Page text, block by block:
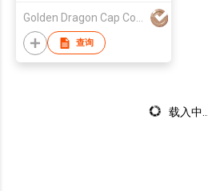
Golden Dragon Cap Co Ltd
查询
载入中...